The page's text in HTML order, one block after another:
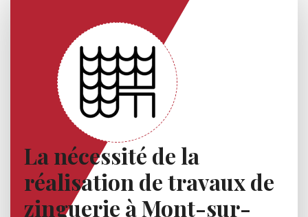
La nécessité de la
réalisation de travaux de
zinguerie à Mont-sur-